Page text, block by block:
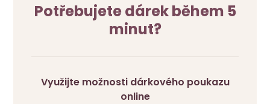
Potřebujete dárek během 5
minut?
Využijte možnosti dárkového poukazu
online